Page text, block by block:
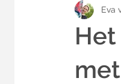
Live PaintingEva